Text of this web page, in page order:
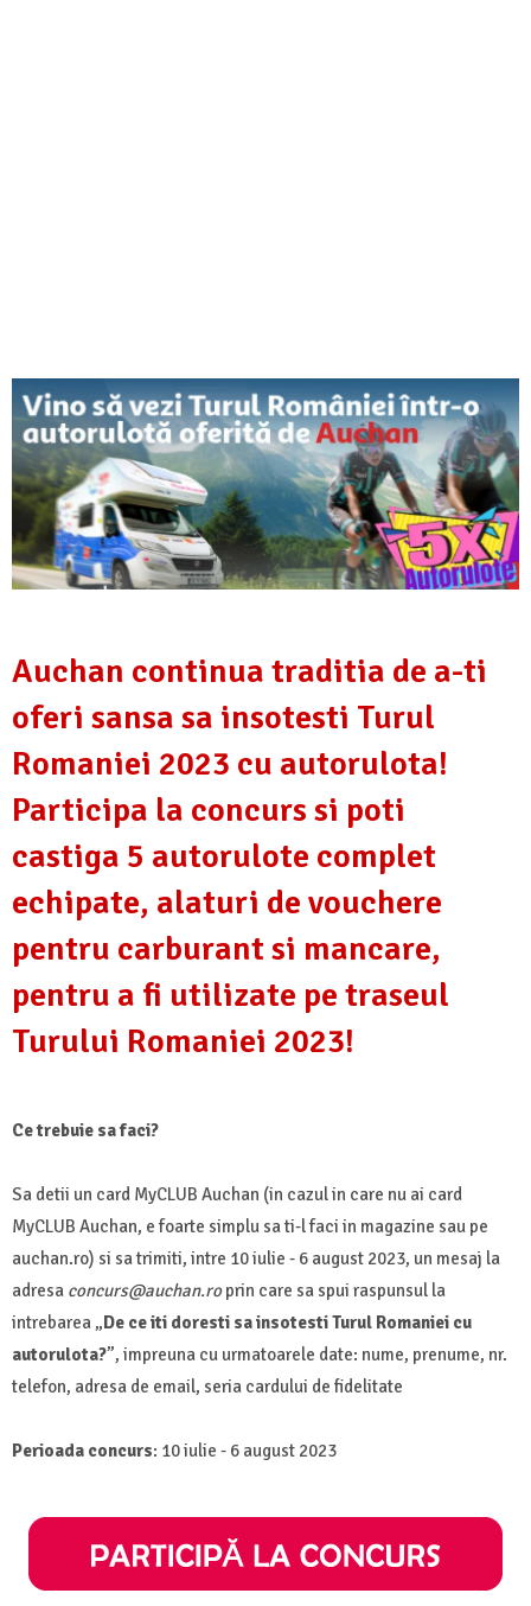
Auchan continua traditia de a-ti
oferi sansa sa insotesti Turul
Romaniei 2023 cu autorulota!
Participa la concurs si poti
castiga 5 autorulote complet
echipate, alaturi de vouchere
pentru carburant si mancare,
pentru a fi utilizate pe traseul
Turului Romaniei 2023!
Ce trebuie sa faci?
Sa detii un card MyCLUB Auchan (in cazul in care nu ai card
MyCLUB Auchan, e foarte simplu sa ti-l faci in magazine sau pe
auchan.ro) si sa trimiti, intre 10 iulie - 6 august 2023, un mesaj la
adresa concurs@auchan.roprin care sa spui raspunsul la
intrebarea „ De ce iti doresti sa insotesti Turul Romaniei cu
autorulota?”, impreuna cu urmatoarele date: nume, prenume, nr.
telefon, adresa de email, seria cardului de fidelitate
Perioada concurs: 10 iulie - 6 august 2023